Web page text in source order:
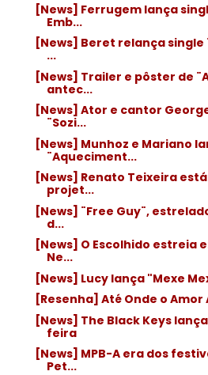
[News] Ferrugem lança
Emb...
[News] Beret relança single
...
[News] Trailer e pôster de
antec...
[News] Ator e cantor
¨Sozi...
[News] Munhoz e Mariano
¨Aqueciment...
[News] Renato Teixeira
projet...
[News] ¨Free Guy¨,
d...
[News] O Escolhido estreia
Ne...
[News] Lucy lança "Mexe
[Resenha] Até Onde o Amor
[News] The Black Keys
feira
[News] MPB-A era dos
Pet...